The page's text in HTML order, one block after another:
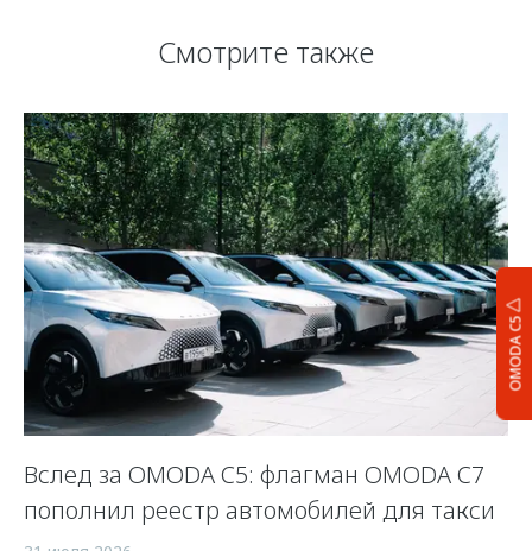
OMODA C5
Смотрите также
Вслед за OMODA C5: флагман OMODA C7
пополнил реестр автомобилей для такси